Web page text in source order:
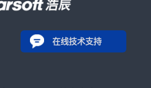
在线技术支持